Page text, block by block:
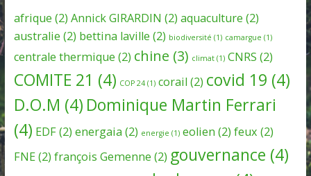
afrique (2) Annick GIRARDIN (2) aquaculture (2)
australie (2) bettina laville (2) biodiversité (1) camargue (1)
centrale thermique (2) chine (3) climat(1) CNRS (2)
COMITE 21 (4) COP 24(1) corail (2) covid 19 (4)
D.O.M (4) Dominique Martin Ferrari
(4) EDF(2) energaia (2) energie (1) eolien (2) feux (2)
FNE(2) françois Gemenne (2) gouvernance (4)